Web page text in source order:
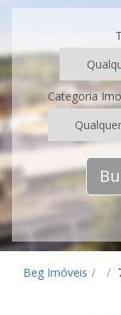
Categoria
Beg Imóveis / /